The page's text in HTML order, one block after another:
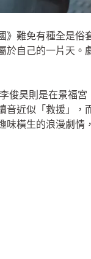
》難免有種全是俗
於自己的一片天。
俊昊則是在景福宮
音近似「救援」，
味橫生的浪漫劇情，